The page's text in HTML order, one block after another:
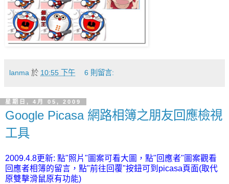
lanma 於 10:55 下午 6 則留言:
星期日, 4月 05, 2009
Google Picasa 網路相簿之朋友回應檢視
工具
2009.4.8更新: 點"照片"圖案可看大圖，點"回應者"圖案觀看
回應者相簿的留言，點"前往回覆"按鈕可到picasa頁面(取代
原雙擊滑鼠原有功能)